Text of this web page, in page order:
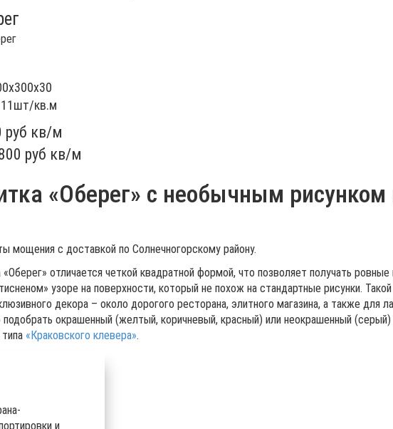
кв.м
руб кв/м
руб кв/м
«Оберег» с необычным рисунком
мощения с доставкой по Солнечногорскому району.
«Оберег» отличается четкой квадратной формой, что позволяет получать
узоре на поверхности, который не похож на стандартные рисунки.
декора – около дорогого ресторана, элитного магазина, а также для
окрашенный (желтый, коричневый, красный) или неокрашенный (серый)
«Краковского клевера».
и